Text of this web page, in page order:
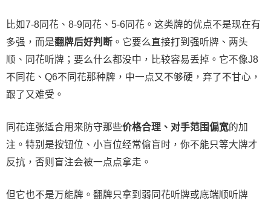
比如7-8同花、8-9同花、5-6同花。这类牌的优点不是现在有
多强，而是翻牌后好判断 。它要么直接打到强听牌、两头
顺、同花听牌；要么什么都没中，比较容易丢掉。它不像J8
不同花、Q6不同花那种牌，中一点又不够硬，弃了不甘心，
跟了又难受。
同花连张适合用来防守那些价格合理、对手范围偏宽的加
注。特别是按钮位、小盲位经常偷盲时，你不能只等大牌才
反抗，否则盲注会被一点点拿走。
但它也不是万能牌。翻牌只拿到弱同花听牌或底端顺听牌